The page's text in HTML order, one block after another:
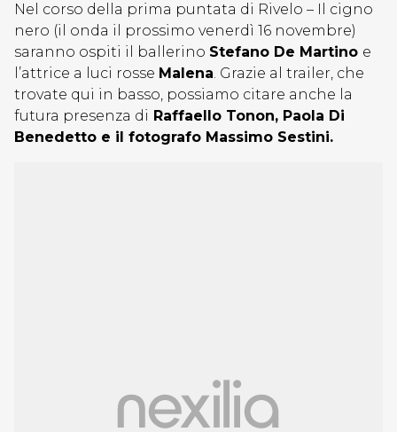
Nel corso della prima puntata di Rivelo – Il cigno
nero (il onda il prossimo venerdì 16 novembre)
saranno ospiti il ballerino Stefano De Martino e
l’attrice a luci rosse Malena. Grazie al trailer, che
trovate qui in basso, possiamo citare anche la
futura presenza di Raffaello Tonon, Paola Di
Benedetto e il fotografo Massimo Sestini.